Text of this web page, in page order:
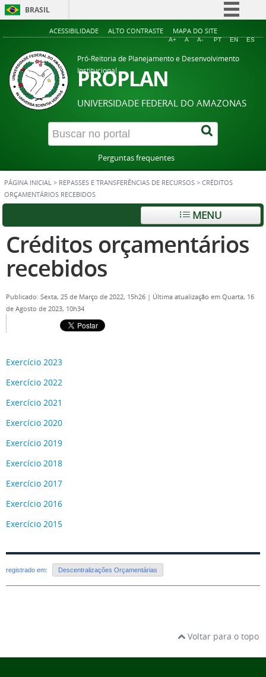
BRASIL
Simplifique!
Acesso à informação
Legislação
Canais
ACESSIBILIDADE ALTO CONTRASTE MAPA DO SITE
A+ A A- PT EN ES
Pró-Reitoria de Planejamento e Desenvolvimento
Institucional
PROPLAN
UNIVERSIDADE FEDERAL DO AMAZONAS
Perguntas frequentes
PÁGINA INICIAL > REPASSES E TRANSFERÊNCIAS DE RECURSOS > CRÉDITOS
ORÇAMENTÁRIOS RECEBIDOS
MENU
Créditos orçamentários
recebidos
Publicado: Sexta, 25 de Março de 2022, 15h26 | Última atualização em Quarta, 16
de Agosto de 2023, 10h34
Exercício 2023
Exercício 2022
Exercício 2021
Exercício 2020
Exercício 2019
Exercício 2018
Exercício 2017
Exercício 2016
Exercício 2015
registrado em: Descentralizações Orçamentárias
Voltar para o topo